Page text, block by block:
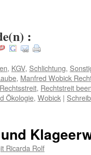
:
, KGV, Schlichtung,
, Manfred Wobick
Rechtsstreit, Rechtstreit
Ökologie, Wobick |
Ricarda Rolf